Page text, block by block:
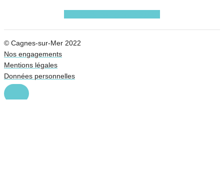
© Cagnes-sur-Mer 2022
Nos engagements
Mentions légales
Données personnelles